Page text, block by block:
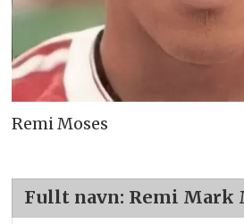
Remi Moses
Fullt navn: Remi Mark